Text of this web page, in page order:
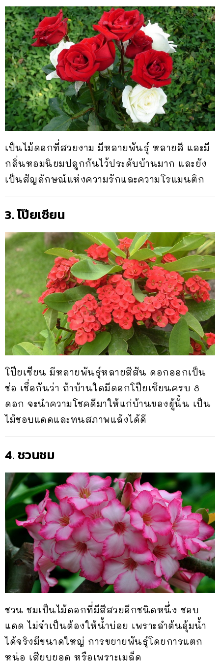
เป็นไม้ดอกที่สวยงาม มีหลายพันธุ์ หลายสี และมี
กลิ่นหอมนิยมปลูกกันไว้ประดับบ้านมาก และยัง
เป็นสัญลักษณ์แห่งความรักและความโรแมนติก
3. โป๊ยเซียน
โป๊ยเซียน มีหลายพันธุ์หลายสีสัน ดอกออกเป็น
ช่อ เชื่อกันว่า ถ้าบ้านใดมีดอกโป๊ยเซียนครบ 8
ดอก จะนำความโชคดีมาให้แก่บ้านของผู้นั้น เป็น
ไม้ชอบแดดและทนสภาพแล้งได้ดี
4. ชวนชม
ชวน ชมเป็นไม้ดอกที่มีสีสวยอีกชนิดหนึ่ง ชอบ
แดด ไม่จำเป็นต้องให้น้ำบ่อย เพราะลำต้นอุ้มน้ำ
ได้จริงมีขนาดใหญ่ การขยายพันธุ์โดยการแตก
หน่อ เสียบยอด หรือเพราะเมล็ด